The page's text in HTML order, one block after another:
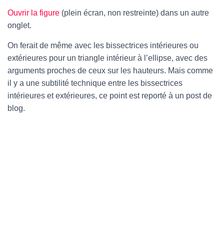
Ouvrir la figure (plein écran, non restreinte) dans un autre
onglet.
On ferait de même avec les bissectrices intérieures ou
extérieures pour un triangle intérieur à l’ellipse, avec des
arguments proches de ceux sur les hauteurs. Mais comme
il y a une subtilité technique entre les bissectrices
intérieures et extérieures, ce point est reporté à un post de
blog.